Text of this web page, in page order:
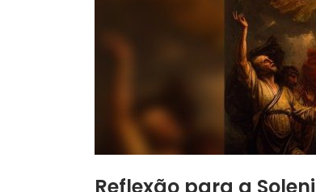
Reflexão para a